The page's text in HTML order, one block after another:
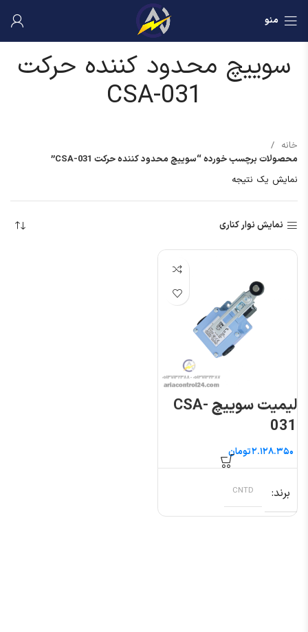
منو
سوییچ محدود کننده حرکت
CSA-031
خانه
محصولات برچسب خورده “سوییچ محدود کننده حرکت CSA-031”
نمایش یک نتیجه
نمایش نوار کناری
لیمیت سوییچ CSA-
031
تومان
برند CNTD